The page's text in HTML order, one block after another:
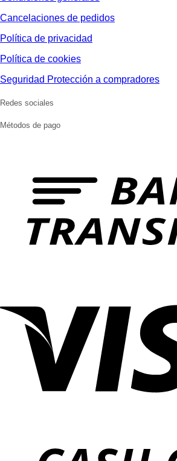
Cancelaciones de pedidos
Política de privacidad
Política de cookies
Seguridad Protección a compradores
Redes sociales
Métodos de pago